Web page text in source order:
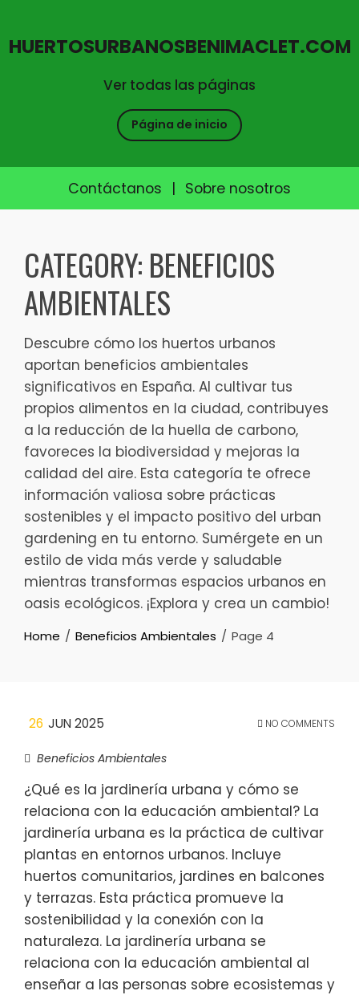
Ver todas las páginas
HUERTOSURBANOSBENIMACLET.COM
Página de inicio
Contáctanos | Sobre nosotros
contentCATEGORY: BENEFICIOS
AMBIENTALES
Descubre cómo los huertos urbanos
aportan beneficios ambientales
significativos en España. Al cultivar tus
propios alimentos en la ciudad, contribuyes
a la reducción de la huella de carbono,
favoreces la biodiversidad y mejoras la
calidad del aire. Esta categoría te ofrece
información valiosa sobre prácticas
sostenibles y el impacto positivo del urban
gardening en tu entorno. Sumérgete en un
estilo de vida más verde y saludable
mientras transformas espacios urbanos en
oasis ecológicos. ¡Explora y crea un cambio!
Home Beneficios Ambientales Page 4
26 JUN 2025 NO COMMENTS
Beneficios Ambientales
¿Qué es la jardinería urbana y cómo se
relaciona con la educación ambiental? La
jardinería urbana es la práctica de cultivar
plantas en entornos urbanos. Incluye
huertos comunitarios, jardines en balcones
y terrazas. Esta práctica promueve la
sostenibilidad y la conexión con la
naturaleza. La jardinería urbana se
relaciona con la educación ambiental al
enseñar a las personas sobre ecosistemas y